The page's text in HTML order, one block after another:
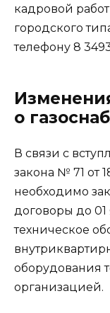
кадровой
городского
телефону 8
о
В связи с
закона № 71 от
необходимо
договоры до 01
техническое
оборудования
организацией.